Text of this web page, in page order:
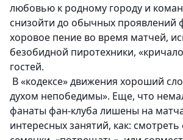
любовью к родному городу и
снизойти до обычных проявлений
хоровое пение во время матчей,
безобидной пиротехники,
гостей.
В «кодексе» движения хороший
духом непобедимы». Еще, что
фанаты фан-клуба лишены на
интересных занятий, как: смотреть